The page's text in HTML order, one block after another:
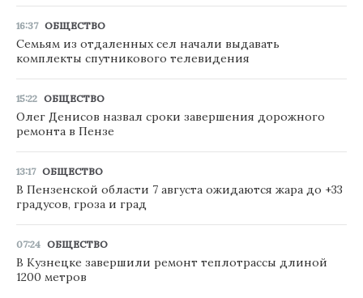
16:37 ОБЩЕСТВО
Семьям из отдаленных сел начали выдавать
комплекты спутникового телевидения
15:22 ОБЩЕСТВО
Олег Денисов назвал сроки завершения дорожного
ремонта в Пензе
13:17 ОБЩЕСТВО
В Пензенской области 7 августа ожидаются жара до +33
градусов, гроза и град
07:24 ОБЩЕСТВО
В Кузнецке завершили ремонт теплотрассы длиной
1200 метров